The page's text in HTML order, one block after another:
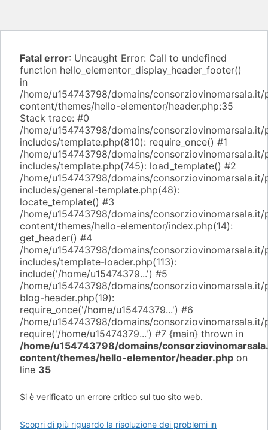
al
contenuto
Fatal error: Uncaught Error: Call to undefined
function hello_elementor_display_header_footer()
in
/home/u154743798/domains/
content/themes/hello-elementor/header.php:35
Stack trace: #0
/home/u154743798/domains/
includes/template.php(810): require_once() #1
/home/u154743798/domains/
includes/template.php(745): load_template() #2
/home/u154743798/domains/
includes/general-template.php(48):
locate_template() #3
/home/u154743798/domains/
content/themes/hello-elementor/index.php(14):
get_header() #4
/home/u154743798/domains/
includes/template-loader.php(113):
include('/home/u15474379...') #5
/home/u154743798/domains/
blog-header.php(19):
require_once('/home/u15474379...') #6
/home/u154743798/domains/consorziovinomarsala.it/
require('/home/u15474379...') #7 {main} thrown in
/home/u154743798/domains/
content/themes/hello-elementor/header.php on
line 35
Si è verificato un errore critico sul tuo sito web.
Scopri di più riguardo la risoluzione dei problemi in